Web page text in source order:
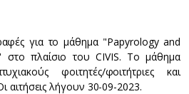
για το μάθημα "Papyrology and
πλαίσιο του CIVIS. Το μάθημα
φοιτητές/φοιτήτριες και
αιτήσεις λήγουν 30-09-2023.